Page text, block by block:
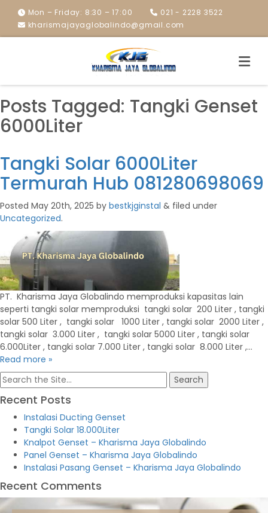
Mon – Friday: 8:30 – 17:00
021 - 2228 3522
kharismajayaglobalindo@gmail.com
Posts Tagged: Tangki Genset
6000Liter
Tangki Solar 6000Liter
Termurah Hub 081280698069
Posted May 20th, 2025 by bestkjginstal & filed under
Uncategorized.
PT. Kharisma Jaya Globalindo memproduksi kapasitas lain
seperti tangki solar memproduksi tangki solar 200 Liter , tangki
solar 500 Liter , tangki solar 1000 Liter , tangki solar 2000 Liter ,
tangki solar 3.000 Liter , tangki solar 5000 Liter , tangki solar
6.000Liter , tangki solar 7.000 Liter , tangki solar 8.000 Liter ,…
Read more »
Search
for:
Recent Posts
Instalasi Ducting Genset
Tangki Solar 18.000Liter
Knalpot Genset – Kharisma Jaya Globalindo
Panel Genset – Kharisma Jaya Globalindo
Instalasi Pasang Genset – Kharisma Jaya Globalindo
Recent Comments